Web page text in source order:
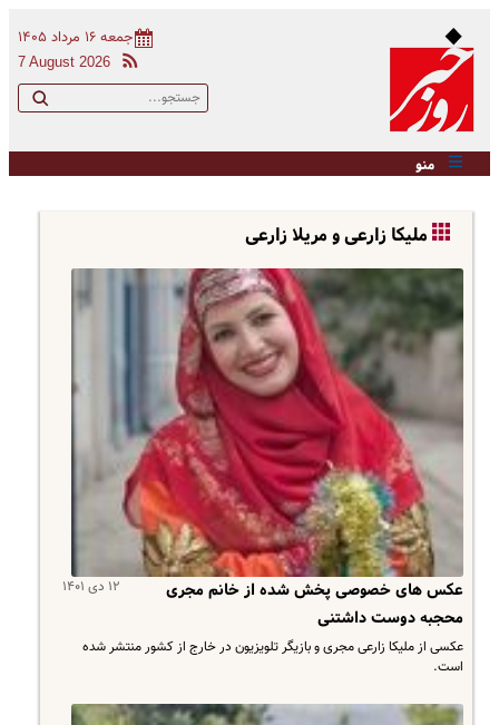
جمعه ۱۶ مرداد ۱۴۰۵
7 August 2026
منو
ملیکا زارعی و مریلا زارعی
۱۲ دی ۱۴۰۱
عکس های خصوصی پخش شده از خانم مجری
محجبه دوست داشتنی
عکسی از ملیکا زارعی مجری و بازیگر تلویزیون در خارج از کشور منتشر شده
است.